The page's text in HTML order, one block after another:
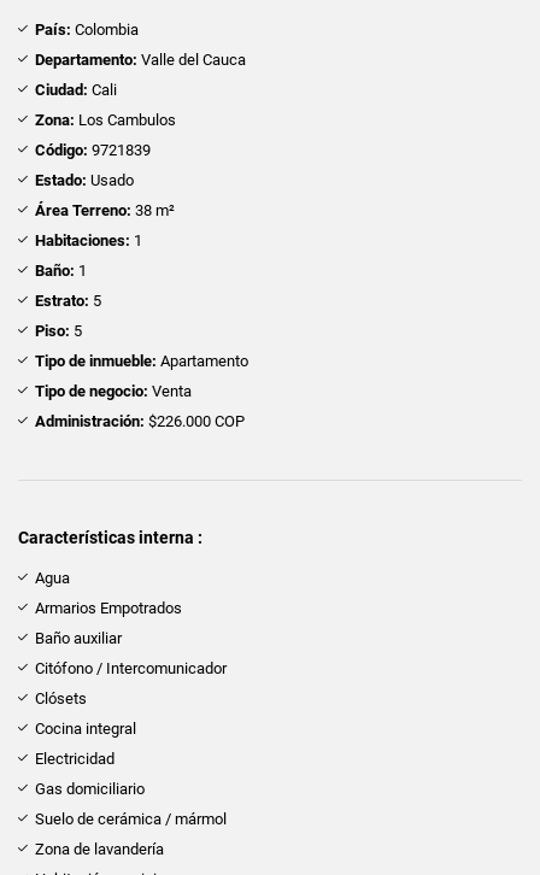
País: Colombia
Departamento: Valle del Cauca
Ciudad: Cali
Zona: Los Cambulos
Código: 9721839
Estado: Usado
Área Terreno: 38 m²
Habitaciones: 1
Baño: 1
Estrato: 5
Piso: 5
Tipo de inmueble: Apartamento
Tipo de negocio: Venta
Administración: $226.000 COP
Características interna :
Agua
Armarios Empotrados
Baño auxiliar
Citófono / Intercomunicador
Clósets
Cocina integral
Electricidad
Gas domiciliario
Suelo de cerámica / mármol
Zona de lavandería